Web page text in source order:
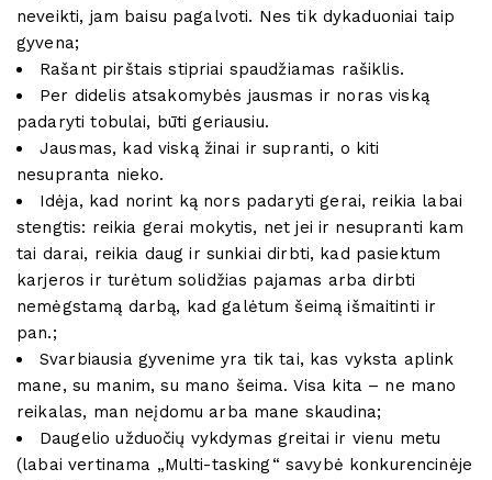
neveikti, jam baisu pagalvoti. Nes tik dykaduoniai taip
gyvena;
Rašant pirštais stipriai spaudžiamas rašiklis.
Per didelis atsakomybės jausmas ir noras viską
padaryti tobulai, būti geriausiu.
Jausmas, kad viską žinai ir supranti, o kiti
nesupranta nieko.
Idėja, kad norint ką nors padaryti gerai, reikia labai
stengtis: reikia gerai mokytis, net jei ir nesupranti kam
tai darai, reikia daug ir sunkiai dirbti, kad pasiektum
karjeros ir turėtum solidžias pajamas arba dirbti
nemėgstamą darbą, kad galėtum šeimą išmaitinti ir
pan.;
Svarbiausia gyvenime yra tik tai, kas vyksta aplink
mane, su manim, su mano šeima. Visa kita – ne mano
reikalas, man neįdomu arba mane skaudina;
Daugelio užduočių vykdymas greitai ir vienu metu
(labai vertinama „Multi-tasking“ savybė konkurencinėje